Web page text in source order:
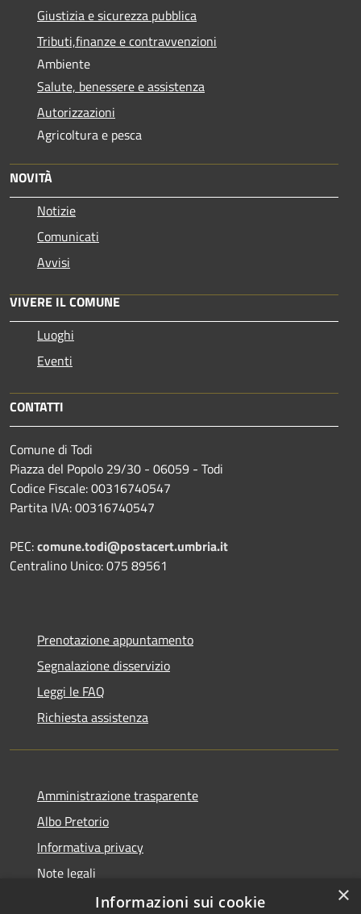
Giustizia e sicurezza pubblica
Tributi,finanze e contravvenzioni
Ambiente
Salute, benessere e assistenza
Autorizzazioni
Agricoltura e pesca
NOVITÀ
Notizie
Comunicati
Avvisi
VIVERE IL COMUNE
Luoghi
Eventi
CONTATTI
Comune di Todi
Piazza del Popolo 29/30 - 06059 - Todi
Codice Fiscale: 00316740547
Partita IVA: 00316740547
PEC:comune.todi@postacert.umbria.it
Centralino Unico: 075 89561
Prenotazione appuntamento
Segnalazione disservizio
Leggi le FAQ
Richiesta assistenza
Amministrazione trasparente
Albo Pretorio
Informativa privacy
Note legali
Dichiarazione di accessibilità
×
Informazioni sui cookie